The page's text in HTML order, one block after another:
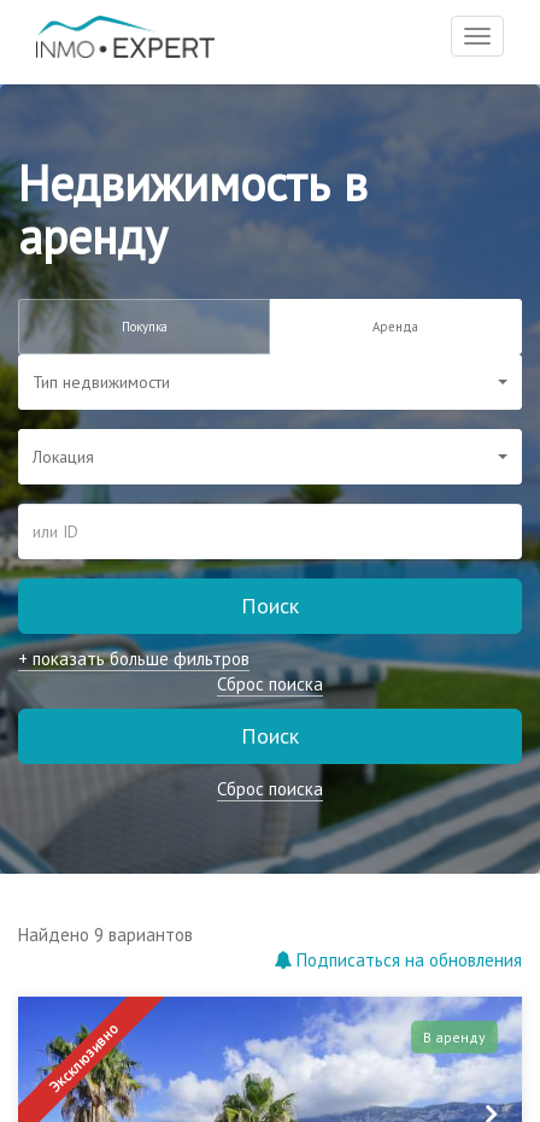
Toggle
Недвижимость в
аренду
Покупка Аренда
Тип недвижимости
Локация
Поиск
+ показать больше фильтров
Сброс поиска
Поиск
Сброс поиска
Найдено 9 вариантов
Подписаться на обновления
Эксклюзивно В аренду